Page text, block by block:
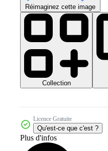
Réimaginez cette image
Collection
Licence Gratuite
Qu'est-ce que c'est ?
Plus d'infos